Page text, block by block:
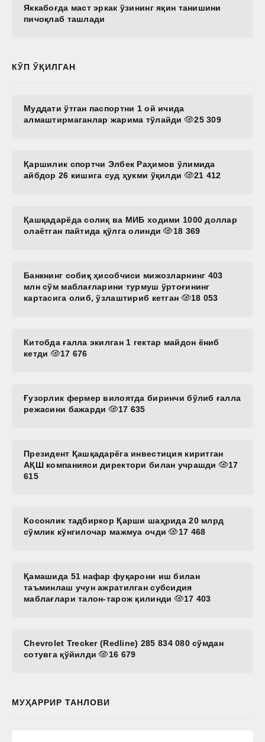
Яккабоғда маст эркак ўзининг яқин танишини
пичоқлаб ташлади
КЎП ЎҚИЛГАН
Муддати ўтган паспортни 1 ой ичида
алмаштирмаганлар жарима тўлайди
25 309
Қаршилик спортчи Элбек Раҳимов ўлимида
айбдор 26 кишига суд ҳукми ўқилди
21 412
Қашқадарёда солиқ ва МИБ ходими 1000 доллар
олаётган пайтида қўлга олинди
18 369
Банкнинг собиқ ҳисобчиси мижозларнинг 403
млн сўм маблағларини турмуш ўртоғининг
картасига олиб, ўзлаштириб кетган
18 053
Китобда ғалла экилган 1 гектар майдон ёниб
кетди
17 676
Ғузорлик фермер вилоятда биринчи бўлиб ғалла
режасини бажарди
17 635
Президент Қашқадарёга инвестиция киритган
АҚШ компанияси директори билан учрашди
17
615
Косонлик тадбиркор Қарши шаҳрида 20 млрд
сўмлик кўнгилочар мажмуа очди
17 468
Қамашида 51 нафар фуқарони иш билан
таъминлаш учун ажратилган субсидия
маблағлари талон-тарож қилинди
17 403
Chevrolet Trecker (Redline) 285 834 080 сўмдан
сотувга қўйилди
16 679
МУҲАРРИР ТАНЛОВИ